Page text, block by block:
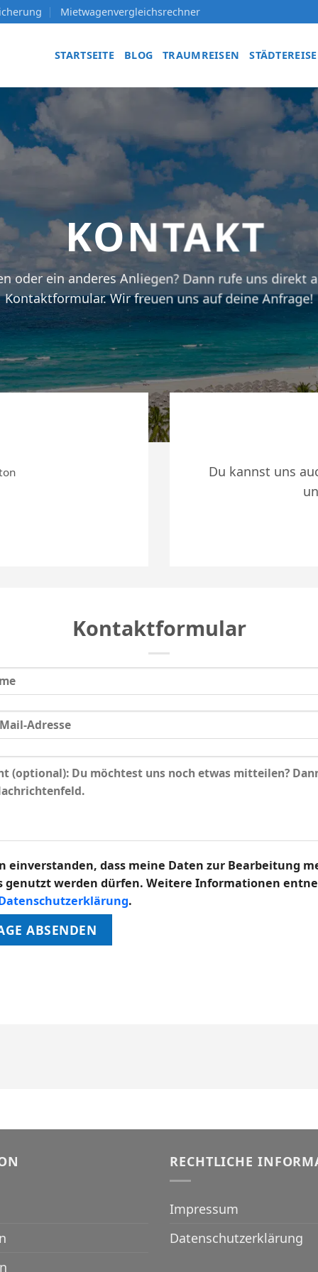
Mietwagenvergleichsrechner
STARTSEITE BLOG TRAUMREISEN
KONTAKT
oder ein anderes Anliegen? Dann rufe uns direkt
Kontaktformular. Wir freuen uns auf deine Anfrage!
Du kannst uns
Kontaktformular
einverstanden, dass meine Daten zur Bearbeitung
genutzt werden dürfen. Weitere Informationen
.
RECHTLICHE
Impressum
Datenschutzerklärung